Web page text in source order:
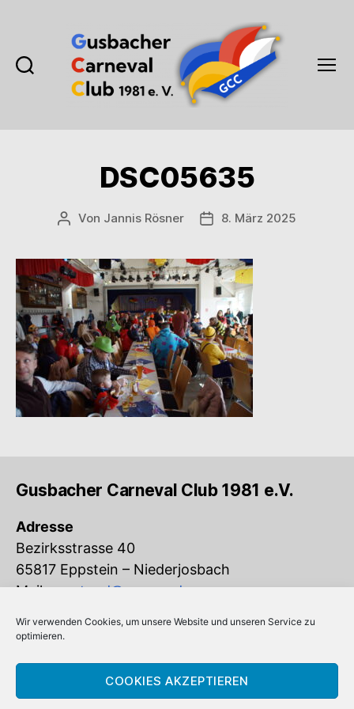
Wir verwenden Cookies, um unsere Website und unseren Service zu
optimieren.
COOKIES AKZEPTIEREN
1981
e.V.
DSC05635
Beitragsautor
Von Jannis Rösner Veröffentlichungsdatum
8. März 2025
Gusbacher Carneval Club 1981 e.V.
Adresse
Bezirksstrasse 40
65817 Eppstein – Niederjosbach
Mail:vorstand@gcc-ev.de
Eingetragen im Vereinsregister beim
Amtsgericht Königstein (VR 832)